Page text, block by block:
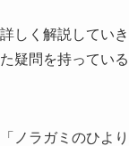
しく解説してい
疑問を持ってい
ノラガミのひよ